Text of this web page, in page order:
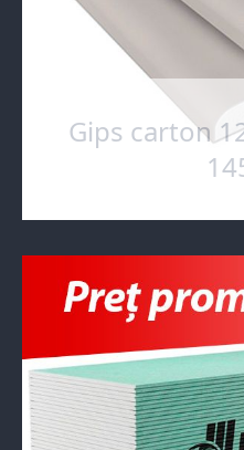
Gips carton